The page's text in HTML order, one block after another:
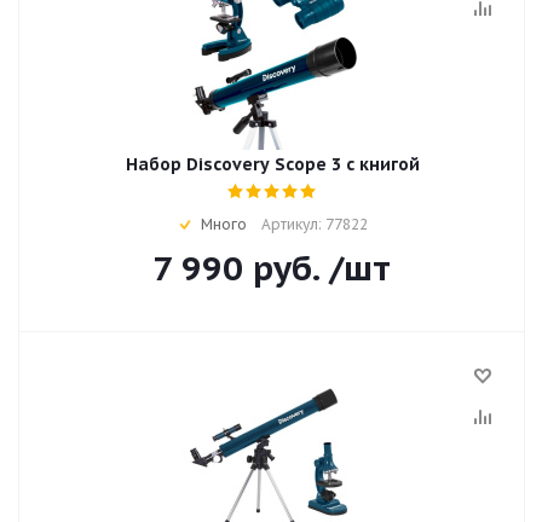
Набор Discovery Scope 3 с книгой
Много Артикул: 77822
7 990 руб. /шт